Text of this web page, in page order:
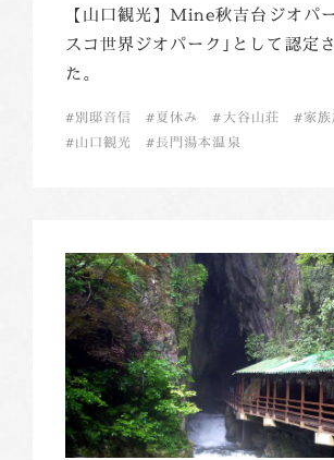
【山口観光】Mine秋吉台ジオパ
スコ世界ジオパーク｣として認定
た。
別邸音信 夏休み 大谷山荘
家
山口観光
長門湯本温泉